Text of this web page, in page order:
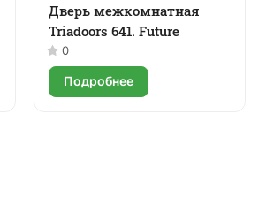
Дверь межкомнатная
Triadoors 641. Future
0
Подробнее